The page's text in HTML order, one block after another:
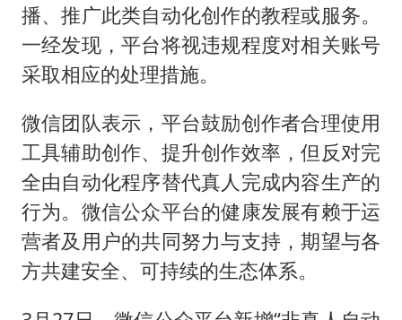
播、推广此类自动化创作的教程或服务。
一经发现，平台将视违规程度对相关账号
采取相应的处理措施。
微信团队表示，平台鼓励创作者合理使用
工具辅助创作、提升创作效率，但反对完
全由自动化程序替代真人完成内容生产的
行为。微信公众平台的健康发展有赖于运
营者及用户的共同努力与支持，期望与各
方共建安全、可持续的生态体系。